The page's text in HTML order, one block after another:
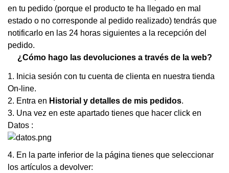
en tu pedido (porque el producto te ha llegado en mal
estado o no corresponde al pedido realizado) tendrás que
notificarlo en las 24 horas siguientes a la recepción del
pedido.
¿Cómo hago las devoluciones a través de la web?
1. Inicia sesión con tu cuenta de clienta en nuestra tienda
On-line.
2. Entra en Historial y detalles de mis pedidos.
3. Una vez en este apartado tienes que hacer click en
Datos :
4. En la parte inferior de la página tienes que seleccionar
los artículos a devolver: